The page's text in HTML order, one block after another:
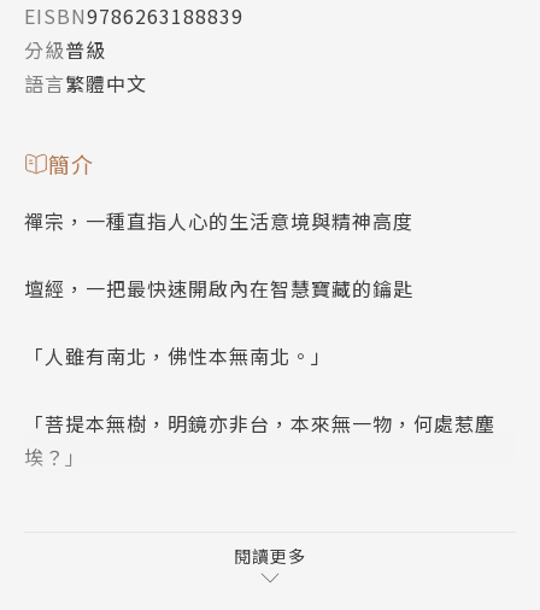
EISBN9786263188839
分級普級
語言繁體中文
簡介
禪宗，一種直指人心的生活意境與精神高度
壇經，一把最快速開啟內在智慧寶藏的鑰匙
「人雖有南北，佛性本無南北。」
「菩提本無樹，明鏡亦非台，本來無一物，何處惹塵
埃？」
閱讀更多